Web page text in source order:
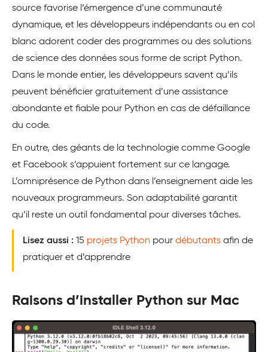
source favorise l’émergence d’une communauté
dynamique, et les développeurs indépendants ou en col
blanc adorent coder des programmes ou des solutions
de science des données sous forme de script Python.
Dans le monde entier, les développeurs savent qu’ils
peuvent bénéficier gratuitement d’une assistance
abondante et fiable pour Python en cas de défaillance
du code.
En outre, des géants de la technologie comme Google
et Facebook s’appuient fortement sur ce langage.
L’omniprésence de Python dans l’enseignement aide les
nouveaux programmeurs. Son adaptabilité garantit
qu’il reste un outil fondamental pour diverses tâches.
Lisez aussi : 15 projets Python pour débutants afin de
pratiquer et d’apprendre
Raisons d’installer Python sur Mac